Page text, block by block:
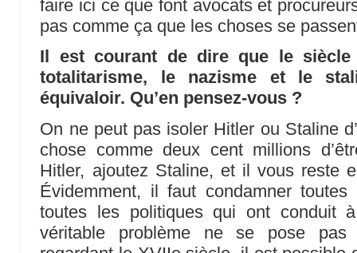
faire ici ce que font avocats et
pas comme ça que les choses se
Il est courant de dire que le
totalitarisme, le nazisme et le
équivaloir. Qu’en pensez-vous ?
On ne peut pas isoler Hitler ou Staline
chose comme deux cent millions
Hitler, ajoutez Staline, et il vous reste
Évidemment, il faut condamner toutes
toutes les politiques qui ont conduit
véritable problème ne se pose pas